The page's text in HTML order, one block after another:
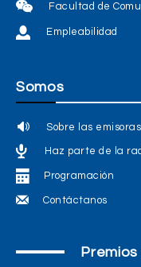
Facultad de
Empleabilidad
Somos
Sobre las emisoras
Haz parte de la
Programación
Contáctanos